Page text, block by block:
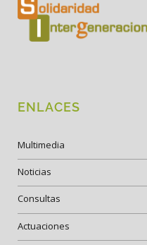
ENLACES
Multimedia
Noticias
Consultas
Actuaciones